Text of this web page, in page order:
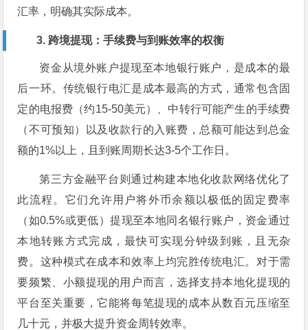
汇率，明确其实际成本。
3. 跨境提现：手续费与到账效率的权衡
资金从境外账户提现至本地银行账户，是成本的最
后一环。传统银行电汇是成本最高的方式，通常包含固
定的电报费（约15-50美元）、中转行可能产生的手续费
（不可预知）以及收款行的入账费，总额可能达到总金
额的1%以上，且到账周期长达3-5个工作日。
第三方金融平台则通过构建本地化收款网络优化了
此流程。它们允许用户将外币余额以极低的固定费率
（如0.5%或更低）提现至本地同名银行账户，资金通过
本地转账方式完成，最快可实现分钟级到账，且无杂
费。这种模式在成本和效率上均完胜传统电汇。对于需
要频繁、小额提现的用户而言，选择支持本地化提现的
平台至关重要，它能将每笔提现的成本从数百元压缩至
几十元，并极大提升资金周转效率。